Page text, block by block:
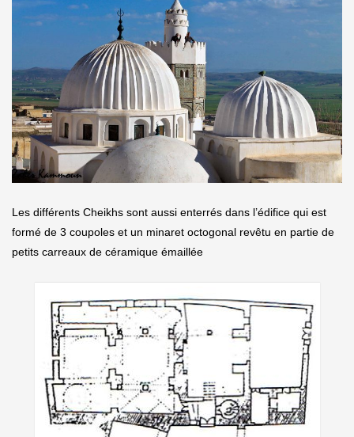
Les différents Cheikhs sont aussi enterrés dans l’édifice qui est
formé de 3 coupoles et un minaret octogonal revêtu en partie de
petits carreaux de céramique émaillée